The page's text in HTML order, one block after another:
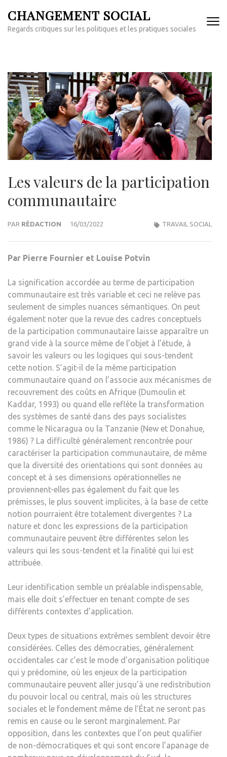
au
contenu
CHANGEMENT SOCIAL
Regards critiques sur les politiques et les pratiques sociales
Les valeurs de la participation
communautaire
PAR RÉDACTION 16/03/2022 TRAVAIL SOCIAL
Par Pierre Fournier et Louise Potvin
La signification accordée au terme de participation
communautaire est très variable et ceci ne relève pas
seulement de simples nuances sémantiques. On peut
également noter que la revue des cadres conceptuels
de la participation communautaire laisse apparaître un
grand vide à la source même de l’objet à l’étude, à
savoir les valeurs ou les logiques qui sous-tendent
cette notion. S’agit-il de la même participation
communautaire quand on l’associe aux mécanismes de
recouvrement des coûts en Afrique (Dumoulin et
Kaddar, 1993) ou quand elle reflète la transformation
des systèmes de santé dans des pays socialistes
comme le Nicaragua ou la Tanzanie (New et Donahue,
1986) ? La difficulté généralement rencontrée pour
caractériser la participation communautaire, de même
que la diversité des orientations qui sont données au
concept et à ses dimensions opérationnelles ne
proviennent-elles pas également du fait que les
prémisses, le plus souvent implicites, à la base de cette
notion pourraient être totalement divergentes ? La
nature et donc les expressions de la participation
communautaire peuvent être différentes selon les
valeurs qui les sous-tendent et la finalité qui lui est
attribuée.
Leur identification semble un préalable indispensable,
mais elle doit s’effectuer en tenant compte de ses
différents contextes d’application.
Deux types de situations extrêmes semblent devoir être
considérées. Celles des démocraties, généralement
occidentales car c’est le mode d’organisation politique
qui y prédomine, où les enjeux de la participation
communautaire peuvent aller jusqu’à une redistribution
du pouvoir local ou central, mais où les structures
sociales et le fondement même de l’État ne seront pas
remis en cause ou le seront marginalement. Par
opposition, dans les contextes que l’on peut qualifier
de non-démocratiques et qui sont encore l’apanage de